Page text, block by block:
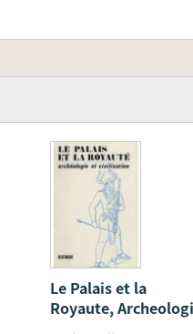
Le Palais et la
Royaute,
et Civilisation